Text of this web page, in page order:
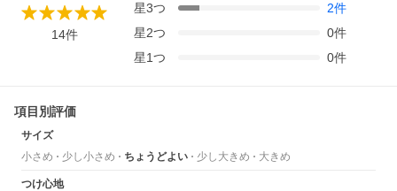
14件
星3つ 2件
星2つ 0件
星1つ 0件
項目別評価
サイズ
小さめ
少し小さめ ちょうどよい 少し大きめ 大きめ
つけ心地